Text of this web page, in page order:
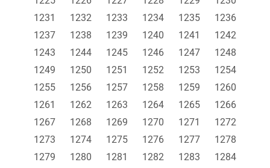
1231
1232 1233 1234 1235
1236
1237
1238 1239 1240 1241
1242
1243
1244 1245 1246 1247
1248
1249
1250 1251 1252 1253
1254
1255
1256 1257 1258 1259
1260
1261
1262 1263 1264 1265
1266
1267
1268 1269 1270 1271
1272
1273
1274 1275 1276 1277
1278
1279
1280 1281 1282 1283
1284